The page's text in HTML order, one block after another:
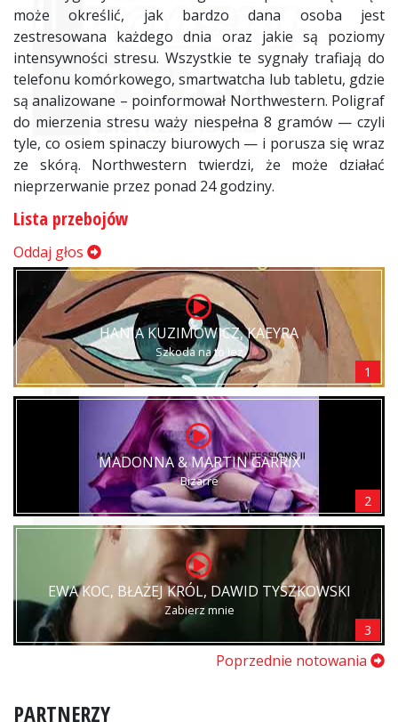
może określić, jak bardzo dana osoba jest
zestresowana każdego dnia oraz jakie są poziomy
intensywności stresu. Wszystkie te sygnały trafiają do
telefonu komórkowego, smartwatcha lub tabletu, gdzie
są analizowane – poinformował Northwestern. Poligraf
do mierzenia stresu waży niespełna 8 gramów — czyli
tyle, co osiem spinaczy biurowych — i porusza się wraz
ze skórą. Northwestern twierdzi, że może działać
nieprzerwanie przez ponad 24 godziny.
Lista przebojów
Oddaj głos
HANIA KUZIMOWICZ, KAEYRA
Szkoda na to łez
1
MADONNA & MARTIN GARRIX
Bizarre
2
EWA KOC, BŁAŻEJ KRÓL, DAWID TYSZKOWSKI
Zabierz mnie
3
Poprzednie notowania
PARTNERZY